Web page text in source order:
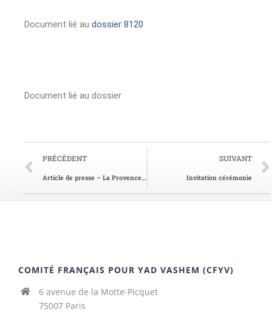
Document lié au dossier 8120
Document lié au dossier
PRÉCÉDENT
Article de presse – La Provence du 23/11/2008
SUIVANT
Invitation cérémonie
COMITÉ FRANÇAIS POUR YAD VASHEM (CFYV)
6 avenue de la Motte-Picquet
75007 Paris